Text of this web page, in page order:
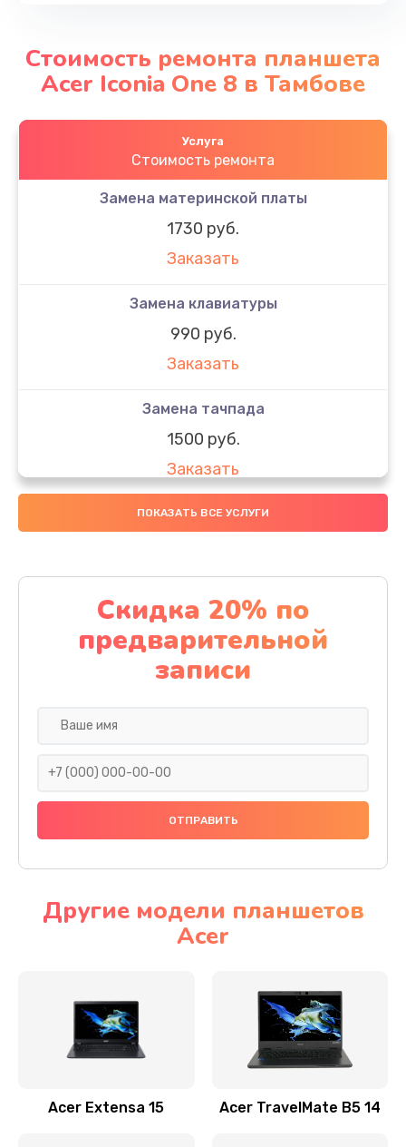
Стоимость ремонта планшета
Acer Iconia One 8 в Тамбове
Услуга
Стоимость ремонта
Замена материнской платы
1730 руб.
Заказать
Замена клавиатуры
990 руб.
Заказать
Замена тачпада
1500 руб.
Заказать
Замена южного моста
Заказать
Чистка от пыли
1060 руб.
Заказать
Ремонт подсветки
Настройка BIOS
Замена видеочипа
Заказать
ПОКАЗАТЬ ВСЕ УСЛУГИ
Скидка 20% по
предварительной
записи
Другие модели планшетов
Acer
Acer Extensa 15 Acer TravelMate B5 14